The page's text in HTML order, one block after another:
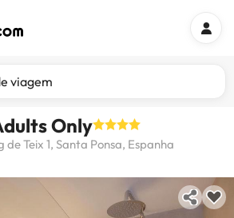
viagem
Only
Teix 1, Santa Ponsa, Espanha